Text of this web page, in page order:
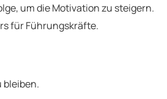
um die Motivation zu steigern.
für Führungskräfte.
bleiben.